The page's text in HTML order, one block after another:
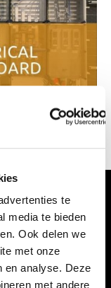
te
media te bieden
Ook delen we
met onze
en analyse. Deze
met andere